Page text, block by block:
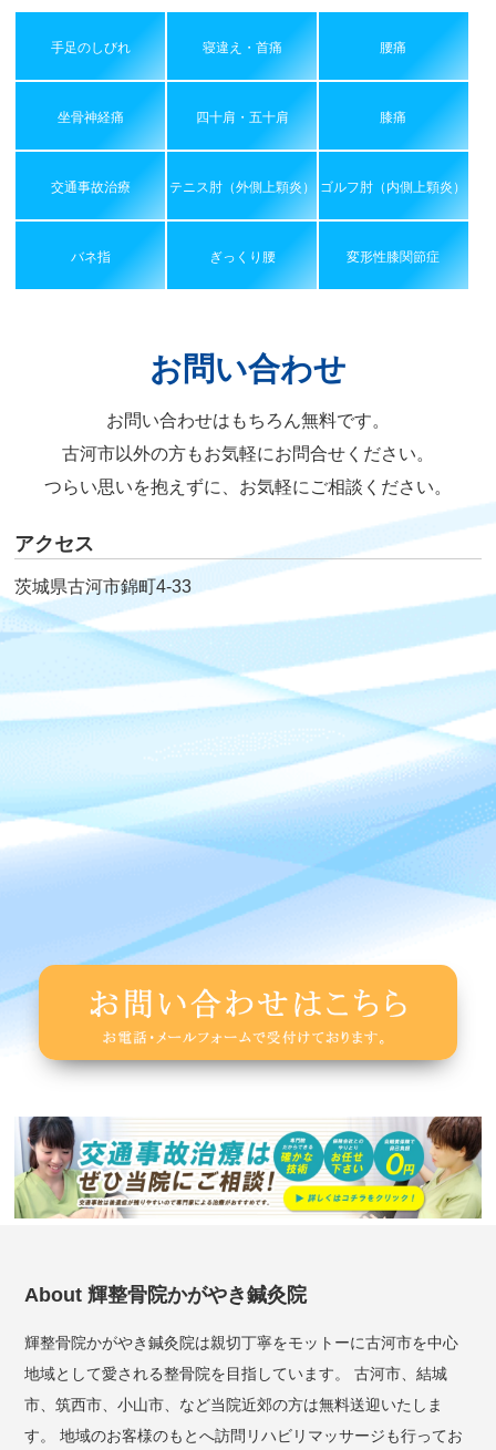
手足のしびれ 寝違え・首痛 腰痛
坐骨神経痛 四十肩・五十肩 膝痛
交通事故治療 テニス肘（外側上顆炎） ゴルフ肘（内側上顆炎）
バネ指 ぎっくり腰 変形性膝関節症
お問い合わせ
お問い合わせはもちろん無料です。
古河市以外の方もお気軽にお問合せください。
つらい思いを抱えずに、お気軽にご相談ください。
アクセス
茨城県古河市錦町4-33
About 輝整骨院かがやき鍼灸院
輝整骨院かがやき鍼灸院は親切丁寧をモットーに古河市を中心
地域として愛される整骨院を目指しています。 古河市、結城
市、筑西市、小山市、など当院近郊の方は無料送迎いたしま
す。 地域のお客様のもとへ訪問リハビリマッサージも行ってお